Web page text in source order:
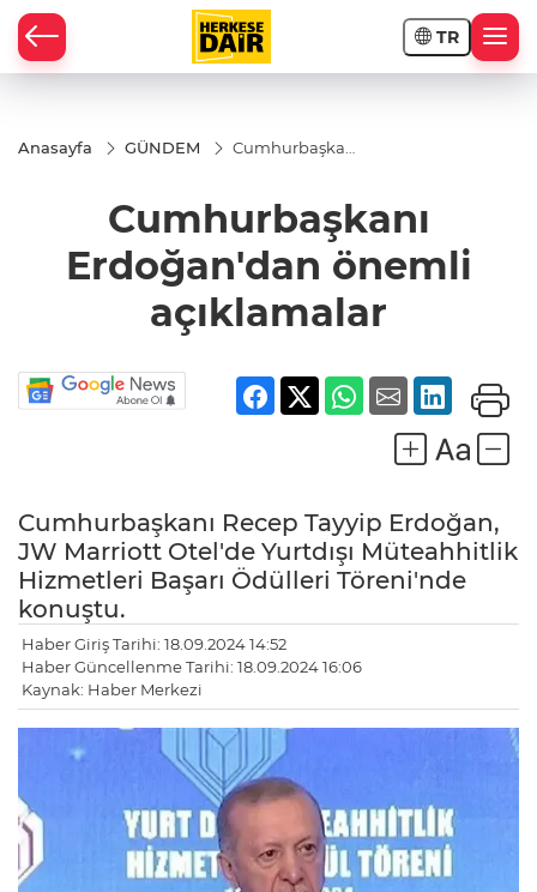
TR
Anasayfa GÜNDEM
Cumhurbaşkanı
açıklamalar
Cumhurbaşkanı
Erdoğan'dan önemli
açıklamalar
Cumhurbaşkanı Recep Tayyip Erdoğan,
JW Marriott Otel'de Yurtdışı Müteahhitlik
Hizmetleri Başarı Ödülleri Töreni'nde
konuştu.
Haber Giriş Tarihi: 18.09.2024 14:52
Haber Güncellenme Tarihi: 18.09.2024 16:06
Kaynak: Haber Merkezi